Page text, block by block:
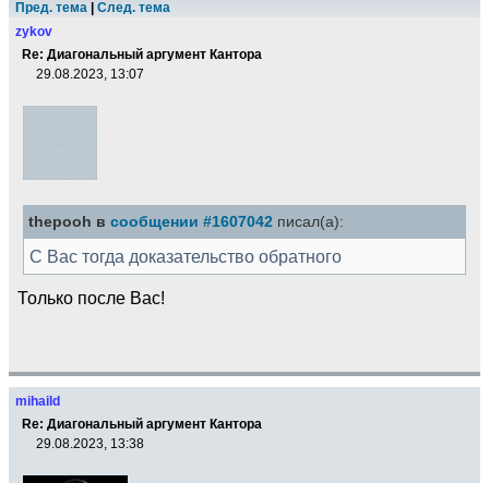
Пред. тема
След. тема
zykov
Re: Диагональный аргумент Кантора
29.08.2023, 13:07
thepooh в сообщении #1607042 писал(а):
С Вас тогда доказательство обратного
Только после Вас!
mihaild
Re: Диагональный аргумент Кантора
29.08.2023, 13:38